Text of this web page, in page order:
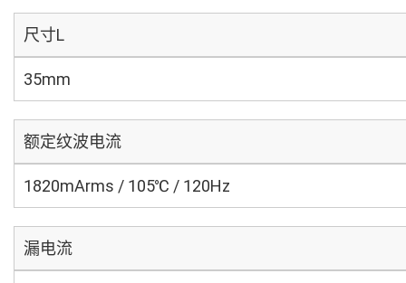
尺寸L
35mm
额定纹波电流
1820mArms / 105℃ / 120Hz
漏电流